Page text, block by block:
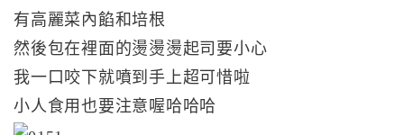
有高麗菜內餡和培根
然後包在裡面的燙燙燙起司要小心
我一口咬下就噴到手上超可惜啦
小人食用也要注意喔哈哈哈